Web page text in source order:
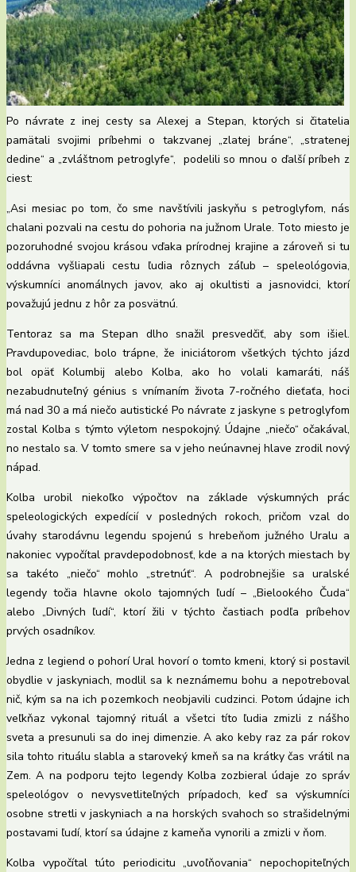
Po návrate z inej cesty sa Alexej a Stepan, ktorých si čitatelia
pamätali svojimi príbehmi o takzvanej „zlatej bráne“, „stratenej
dedine“ a „zvláštnom petroglyfe“, podelili so mnou o ďalší príbeh z
ciest:
„Asi mesiac po tom, čo sme navštívili jaskyňu s petroglyfom, nás
chalani pozvali na cestu do pohoria na južnom Urale. Toto miesto je
pozoruhodné svojou krásou vďaka prírodnej krajine a zároveň si tu
oddávna vyšliapali cestu ľudia rôznych záľub – speleológovia,
výskumníci anomálnych javov, ako aj okultisti a jasnovidci, ktorí
považujú jednu z hôr za posvätnú.
Tentoraz sa ma Stepan dlho snažil presvedčiť, aby som išiel.
Pravdupovediac, bolo trápne, že iniciátorom všetkých týchto jázd
bol opäť Kolumbij alebo Kolba, ako ho volali kamaráti, náš
nezabudnuteľný génius s vnímaním života 7-ročného dieťaťa, hoci
má nad 30 a má niečo autistické Po návrate z jaskyne s petroglyfom
zostal Kolba s týmto výletom nespokojný. Údajne „niečo“ očakával,
no nestalo sa. V tomto smere sa v jeho neúnavnej hlave zrodil nový
nápad.
Kolba urobil niekoľko výpočtov na základe výskumných prác
speleologických expedícií v posledných rokoch, pričom vzal do
úvahy starodávnu legendu spojenú s hrebeňom južného Uralu a
nakoniec vypočítal pravdepodobnosť, kde a na ktorých miestach by
sa takéto „niečo“ mohlo „stretnúť“. A podrobnejšie sa uralské
legendy točia hlavne okolo tajomných ľudí – „Bielookého Čuda“
alebo „Divných ľudí“, ktorí žili v týchto častiach podľa príbehov
prvých osadníkov.
Jedna z legiend o pohorí Ural hovorí o tomto kmeni, ktorý si postavil
obydlie v jaskyniach, modlil sa k neznámemu bohu a nepotreboval
nič, kým sa na ich pozemkoch neobjavili cudzinci. Potom údajne ich
veľkňaz vykonal tajomný rituál a všetci títo ľudia zmizli z nášho
sveta a presunuli sa do inej dimenzie. A ako keby raz za pár rokov
sila tohto rituálu slabla a staroveký kmeň sa na krátky čas vrátil na
Zem. A na podporu tejto legendy Kolba zozbieral údaje zo správ
speleológov o nevysvetliteľných prípadoch, keď sa výskumníci
osobne stretli v jaskyniach a na horských svahoch so strašidelnými
postavami ľudí, ktorí sa údajne z kameňa vynorili a zmizli v ňom.
Kolba vypočítal túto periodicitu „uvoľňovania“ nepochopiteľných